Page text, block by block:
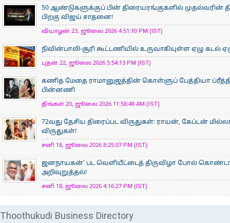
50 ஆண்டுகளுக்குப் பின் திரையரங்குகளில் முதல்வரின்
பிறகு விஜய் சாதனை!
வியாழன் 23, ஜூலை 2026 4:51:10 PM (IST)
நிவின்பாலி-சூரி கூட்டணியில் உருவாகியுள்ள ஏழு கடல்
புதன் 22, ஜூலை 2026 5:54:13 PM (IST)
கணித மேதை ராமானுஜத்தின் கொள்ளுப் பேத்தியா
பின்னணி
திங்கள் 20, ஜூலை 2026 11:58:48 AM (IST)
72வது தேசிய திரைப்பட விருதுகள்: ராயன், கேப்டன்
விருதுகள்!
சனி 18, ஜூலை 2026 8:25:07 PM (IST)
ஜனநாயகன்’ பட வெளியீட்டைத் திருவிழா போல்
அறிவுறுத்தல்!
சனி 18, ஜூலை 2026 4:16:27 PM (IST)
Thoothukudi Business Directory